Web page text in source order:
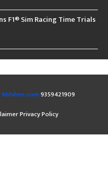
F1® Sim Racing Time Trials
Abhibee.com9359421909
Privacy Policy